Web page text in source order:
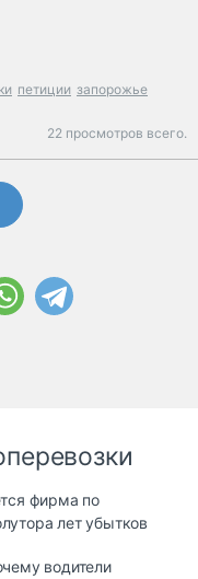
петиции запорожье
22 просмотров всего.
фирма по
лет убытков
водители